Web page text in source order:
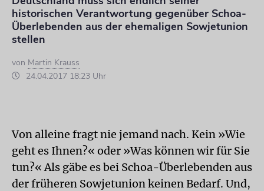
historischen Verantwortung gegenüber Schoa-
Überlebenden aus der ehemaligen Sowjetunion
stellen
von Martin Krauss
24.04.2017 18:23 Uhr
Von alleine fragt nie jemand nach. Kein »Wie
geht es Ihnen?« oder »Was können wir für Sie
tun?« Als gäbe es bei Schoa-Überlebenden aus
der früheren Sowjetunion keinen Bedarf. Und,